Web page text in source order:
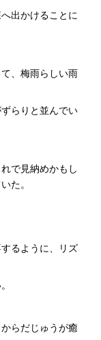
出かけることに
、梅雨らしい雨
らりと並んでい
で見納めかもし
た。
るように、リズ
らだじゅうが癒